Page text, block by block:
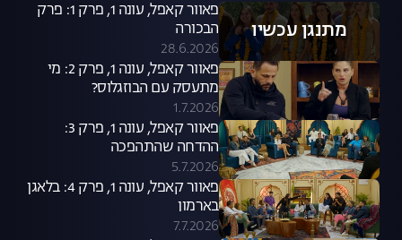
מתנגן עכשיו
פאוור קאפל, עונה 1, פרק 1: פרק
הבכורה
28.6.2026
פאוור קאפל, עונה 1, פרק 2: מי
מתעסק עם הבוזגלוס?
1.7.2026
פאוור קאפל, עונה 1, פרק 3:
ההדחה שהתהפכה
5.7.2026
פאוור קאפל, עונה 1, פרק 4: בלאגן
בארמון
7.7.2026